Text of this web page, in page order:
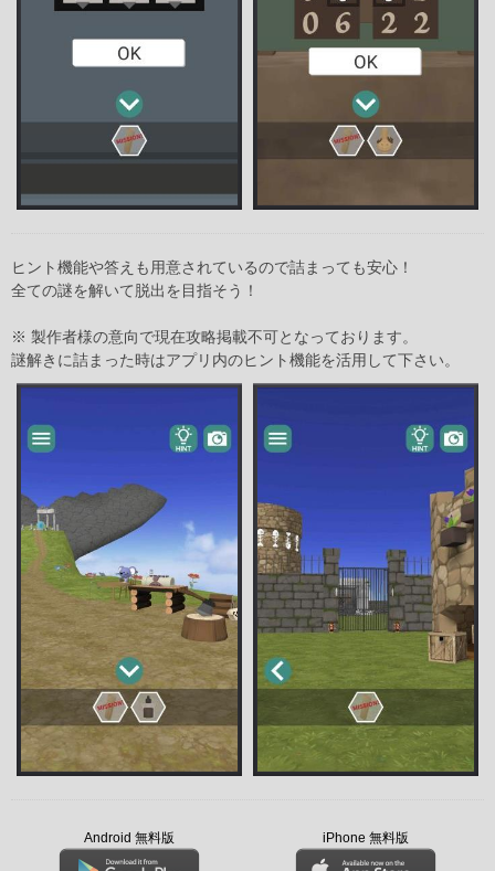
ヒント機能や答えも用意されているので詰まっても安心！
全ての謎を解いて脱出を目指そう！
※ 製作者様の意向で現在攻略掲載不可となっております。
謎解きに詰まった時はアプリ内のヒント機能を活用して下さい。
Android 無料版 iPhone 無料版